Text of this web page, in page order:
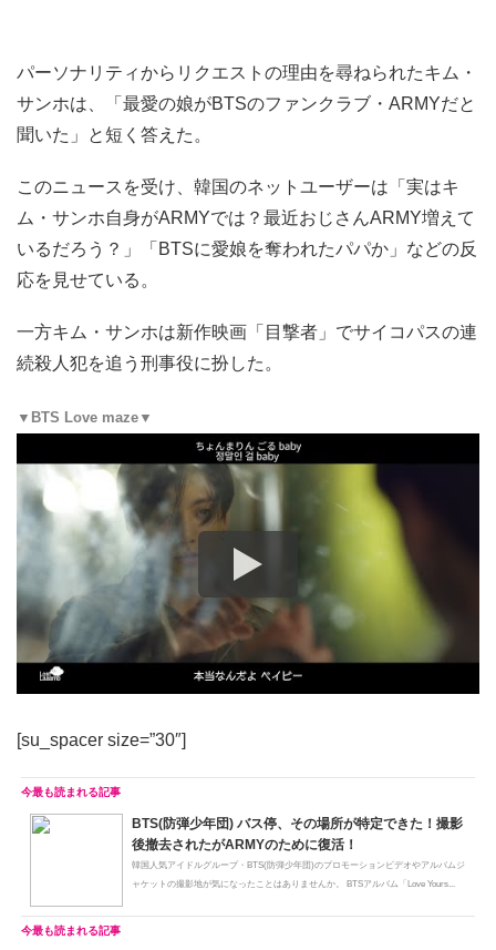
パーソナリティからリクエストの理由を尋ねられたキム・
サンホは、「最愛の娘がBTSのファンクラブ・ARMYだと
聞いた」と短く答えた。
このニュースを受け、韓国のネットユーザーは「実はキ
ム・サンホ自身がARMYでは？最近おじさんARMY増えて
いるだろう？」「BTSに愛娘を奪われたパパか」などの反
応を見せている。
一方キム・サンホは新作映画「目撃者」でサイコパスの連
続殺人犯を追う刑事役に扮した。
▼BTS Love maze▼
[su_spacer size=”30″]
BTS(防弾少年団) バス停、その場所が特定できた！撮影
後撤去されたがARMYのために復活！
韓国人気アイドルグループ・BTS(防弾少年団)のプロモーションビデオやアルバムジ
ャケットの撮影地が気になったことはありませんか。 BTSアルバム「Love Yours...